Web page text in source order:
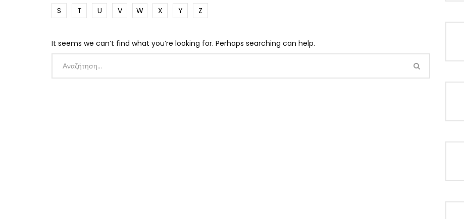
S
T U V W X Y Z
It seems we can’t find what you’re looking for. Perhaps searching can help.